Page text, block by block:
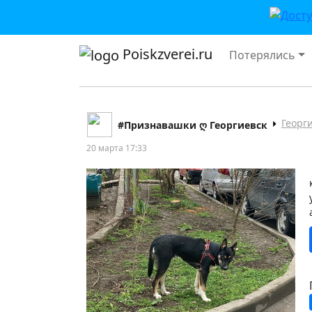
Poiskzverei.ru Потерялись
#Признавашки ღ Георгиевск
20 марта 17:33